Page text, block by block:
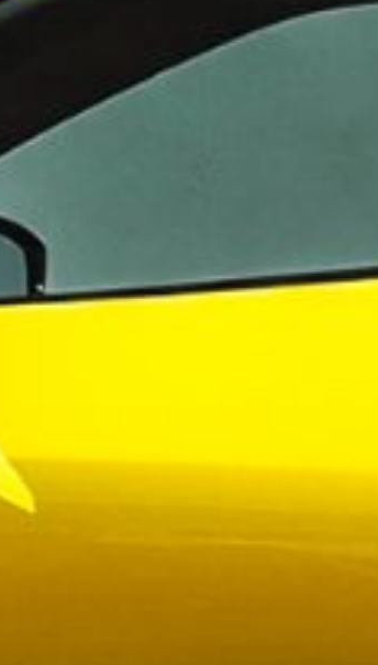
ny ledare för VR City Traffic i
leda verksamheten för upphandlad
Finland. Detta sker i kölvattnet av Johan